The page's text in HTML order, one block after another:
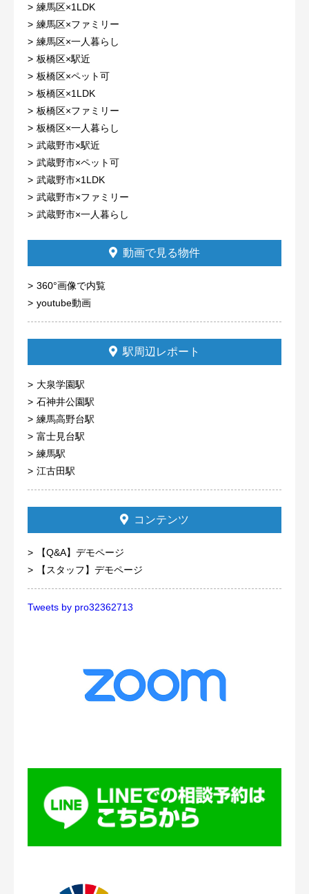
練馬区×1LDK
練馬区×ファミリー
練馬区×一人暮らし
板橋区×駅近
板橋区×ペット可
板橋区×1LDK
板橋区×ファミリー
板橋区×一人暮らし
武蔵野市×駅近
武蔵野市×ペット可
武蔵野市×1LDK
武蔵野市×ファミリー
武蔵野市×一人暮らし
動画で見る物件
360°画像で内覧
youtube動画
駅周辺レポート
大泉学園駅
石神井公園駅
練馬高野台駅
富士見台駅
練馬駅
江古田駅
コンテンツ
【Q&A】デモページ
【スタッフ】デモページ
Tweets by pro32362713